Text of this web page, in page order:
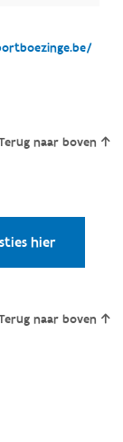
naar boven
hier
naar boven